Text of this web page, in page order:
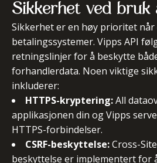
Sikkerhet ved bruk
Sikkerhet er en høy prioritet når
betalingssystemer. Vipps API
retningslinjer for å beskytte
forhandlerdata. Noen viktige
inkluderer:
HTTPS-kryptering:All
applikasjonen din og Vipps
HTTPS-forbindelser.
CSRF-beskyttelse:Cross-
beskyttelse er implementert for